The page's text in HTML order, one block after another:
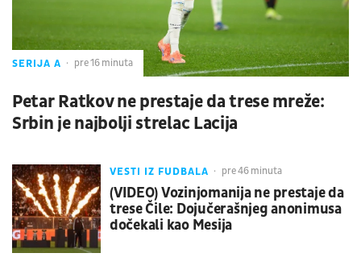
SERIJA A pre 16 minuta
Petar Ratkov ne prestaje da trese mreže:
Srbin je najbolji strelac Lacija
VESTI IZ FUDBALA pre 46 minuta
(VIDEO) Vozinjomanija ne prestaje da
trese Čile: Dojučerašnjeg anonimusa
dočekali kao Mesija